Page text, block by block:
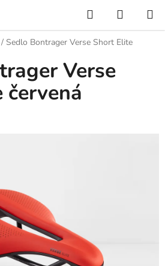
Hledat
KOŠÍK
/ Sedlo Bontrager Verse Short Elite
Verse